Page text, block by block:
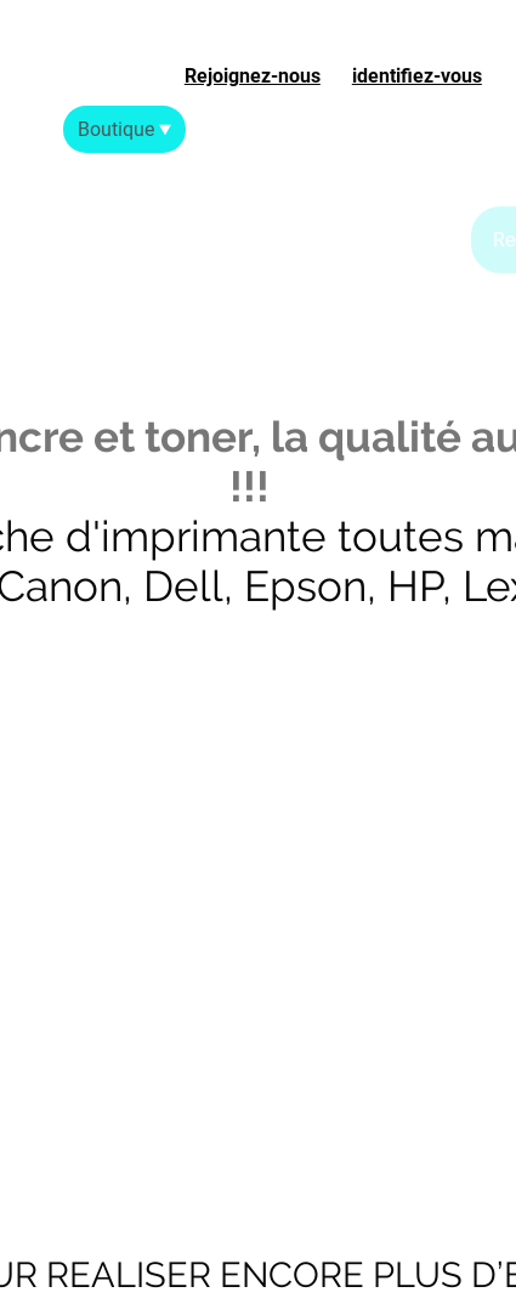
Rejoignez-nousou identifiez-vous
Boutique
et toner, la qualité
!!!
d'imprimante toutes
Dell, Epson, HP,
REALISER ENCORE PLUS